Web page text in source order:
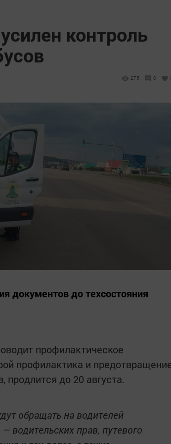
контроль
275 0
документов до техсостояния
профилактическое
профилактика и
до 20 августа.
обращать на водителей
водительских прав, путевого